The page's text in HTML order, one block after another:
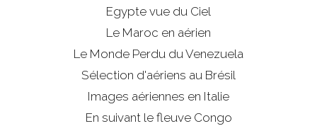
Egypte vue du Ciel
Le Maroc en aérien
Le Monde Perdu du Venezuela
Sélection d'aériens au Brésil
Images aériennes en Italie
En suivant le fleuve Congo